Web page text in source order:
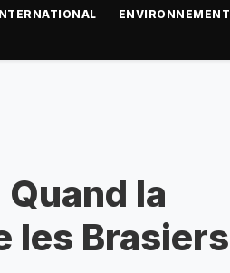
ENVIRONNEMENT
la
les Brasiers